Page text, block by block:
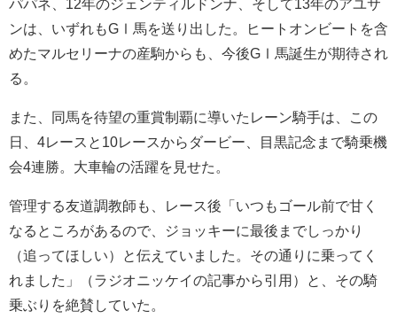
パパネ、12年のジェンティルドンナ、そして13年のアユサ
ンは、いずれもGⅠ馬を送り出した。ヒートオンビートを含
めたマルセリーナの産駒からも、今後GⅠ馬誕生が期待され
る。
また、同馬を待望の重賞制覇に導いたレーン騎手は、この
日、4レースと10レースからダービー、目黒記念まで騎乗機
会4連勝。大車輪の活躍を見せた。
管理する友道調教師も、レース後「いつもゴール前で甘く
なるところがあるので、ジョッキーに最後までしっかり
（追ってほしい）と伝えていました。その通りに乗ってく
れました」（ラジオニッケイの記事から引用）と、その騎
乗ぶりを絶賛していた。